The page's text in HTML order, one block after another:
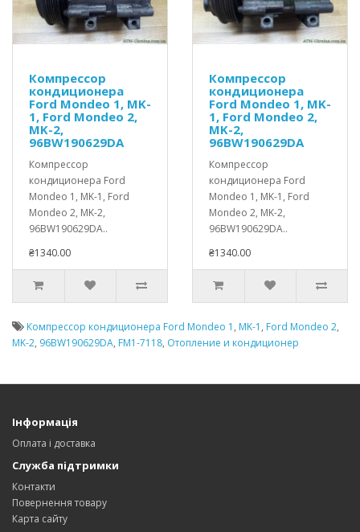
Компрессор
кондиционера
Ford Mondeo 1, MK-
1, Ford Mondeo 2,
MK-2,
96BW190629DA
Компрессор
кондиционера Ford
Mondeo 1, MK-1, Ford
Mondeo 2, MK-2,
96BW190629DA..
₴1340.00
Компрессор
кондиционера
Ford Mondeo 1, MK-
1, Ford Mondeo 2,
MK-2,
96BW190629DA
Компрессор
кондиционера Ford
Mondeo 1, MK-1, Ford
Mondeo 2, MK-2,
96BW190629DA..
₴1340.00
Компрессор кондиционера Ford Mondeo 1 , MK-1 , Ford Mondeo 2,
MK-2, 96BW190629DA, FM1-7118, Отопление и кондиционер
Інформація
Оплата і доставка
Служба підтримки
Контакти
Повернення товару
Карта сайту